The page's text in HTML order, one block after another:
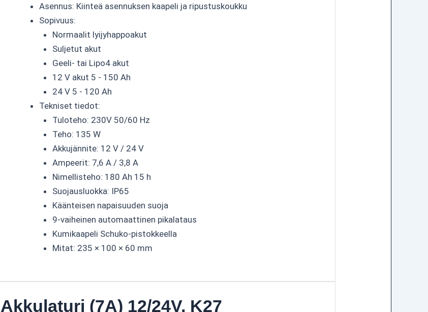
Asennus: Kiinteä asennuksen kaapeli ja ripustuskoukku
Sopivuus:
Normaalit lyijyhappoakut
Suljetut akut
Geeli- tai Lipo4 akut
12 V akut 5 - 150 Ah
24 V 5 - 120 Ah
Tekniset tiedot:
Tuloteho: 230V 50/60 Hz
Teho: 135 W
Akkujännite: 12 V / 24 V
Ampeerit: 7,6 A / 3,8 A
Nimellisteho: 180 Ah 15 h
Suojausluokka: IP65
Käänteisen napaisuuden suoja
9-vaiheinen automaattinen pikalataus
Kumikaapeli Schuko-pistokkeella
Mitat: 235 × 100 × 60 mm
Akkulaturi (7A) 12/24V, K27